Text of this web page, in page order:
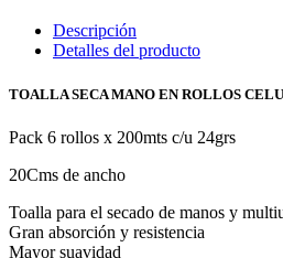
Descripción
Detalles del producto
TOALLA SECA MANO EN ROLLOS
Pack 6 rollos x 200mts c/u 24grs
20Cms de ancho
Toalla para el secado de manos y
Gran absorción y resistencia
Mayor suavidad